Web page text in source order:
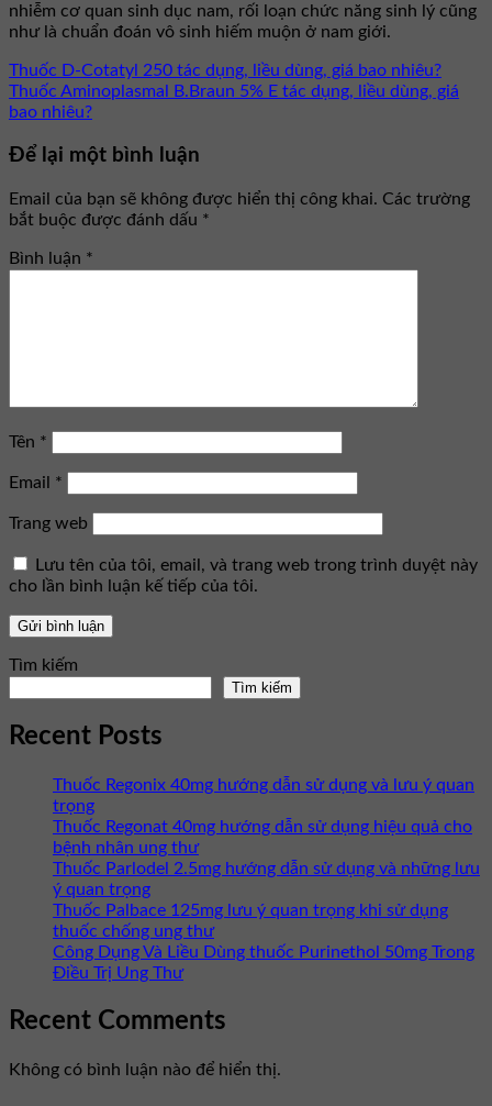
nhiễm cơ quan sinh dục nam, rối loạn chức năng sinh lý cũng
như là chuẩn đoán vô sinh hiếm muộn ở nam giới.
Thuốc D-Cotatyl 250 tác dụng, liều dùng, giá bao nhiêu?
Thuốc Aminoplasmal B.Braun 5% E tác dụng, liều dùng, giá
bao nhiêu?
Để lại một bình luận
Email của bạn sẽ không được hiển thị công khai. Các trường
bắt buộc được đánh dấu *
Bình luận *
Tên *
Email *
Trang web
Lưu tên của tôi, email, và trang web trong trình duyệt này
cho lần bình luận kế tiếp của tôi.
Tìm kiếm
Tìm kiếm
Recent Posts
Thuốc Regonix 40mg hướng dẫn sử dụng và lưu ý quan
trọng
Thuốc Regonat 40mg hướng dẫn sử dụng hiệu quả cho
bệnh nhân ung thư
Thuốc Parlodel 2.5mg hướng dẫn sử dụng và những lưu
ý quan trọng
Thuốc Palbace 125mg lưu ý quan trọng khi sử dụng
thuốc chống ung thư
Công Dụng Và Liều Dùng thuốc Purinethol 50mg Trong
Điều Trị Ung Thư
Recent Comments
Không có bình luận nào để hiển thị.